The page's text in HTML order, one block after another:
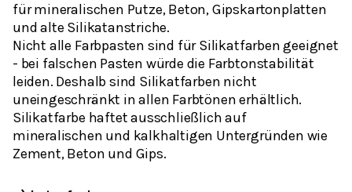
für mineralischen Putze, Beton, Gipskartonplatten
und alte Silikatanstriche.
Nicht alle Farbpasten sind für Silikatfarben geeignet
- bei falschen Pasten würde die Farbtonstabilität
leiden. Deshalb sind Silikatfarben nicht
uneingeschränkt in allen Farbtönen erhältlich.
Silikatfarbe haftet ausschließlich auf
mineralischen und kalkhaltigen Untergründen wie
Zement, Beton und Gips.